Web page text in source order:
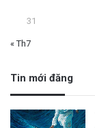
31
« Th7
Tin mới đăng